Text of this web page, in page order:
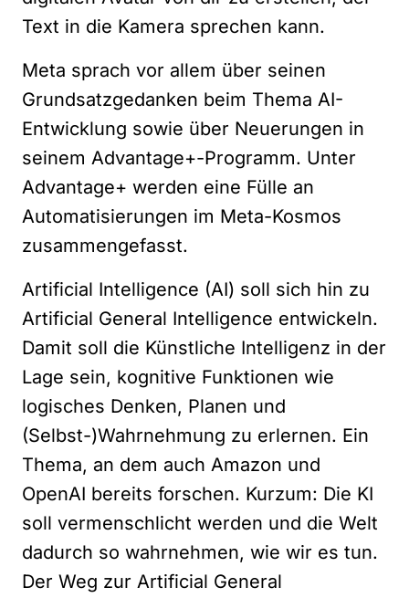
Text in die Kamera sprechen kann.
Meta sprach vor allem über seinen
Grundsatzgedanken beim Thema AI-
Entwicklung sowie über Neuerungen in
seinem Advantage+-Programm. Unter
Advantage+ werden eine Fülle an
Automatisierungen im Meta-Kosmos
zusammengefasst.
Artificial Intelligence (AI) soll sich hin zu
Artificial General Intelligence entwickeln.
Damit soll die Künstliche Intelligenz in der
Lage sein, kognitive Funktionen wie
logisches Denken, Planen und
(Selbst-)Wahrnehmung zu erlernen. Ein
Thema, an dem auch Amazon und
OpenAI bereits forschen. Kurzum: Die KI
soll vermenschlicht werden und die Welt
dadurch so wahrnehmen, wie wir es tun.
Der Weg zur Artificial General